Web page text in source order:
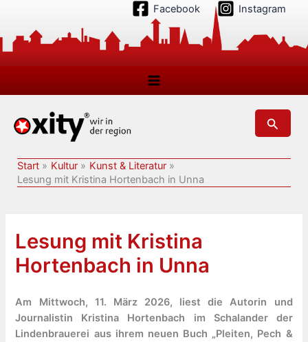
springen
Facebook Instagram
Suchen
Start Kultur
Kunst & Literatur
Lesung mit Kristina Hortenbach in Unna
Lesung mit Kristina
Hortenbach in Unna
Am Mittwoch, 11. März 2026, liest die Autorin und
Journalistin Kristina Hortenbach im Schalander der
Lindenbrauerei aus ihrem neuen Buch „Pleiten, Pech &